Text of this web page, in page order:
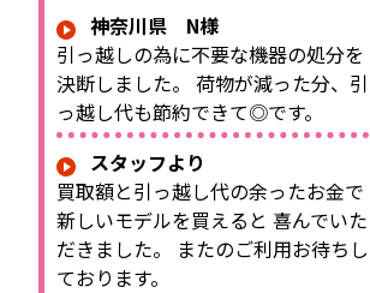
神奈川県 N様
引っ越しの為に不要な機器の処分を
決断しました。 荷物が減った分、引
っ越し代も節約できて◎です。
スタッフより
買取額と引っ越し代の余ったお金で
新しいモデルを買えると 喜んでいた
だきました。 またのご利用お待ちし
ております。